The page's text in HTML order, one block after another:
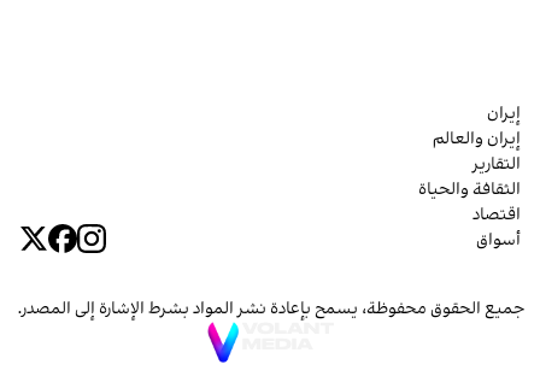
إيران
إيران والعالم
التقارير
الثقافة والحياة
اقتصاد
أسواق
جميع الحقوق محفوظة، يسمح بإعادة نشر المواد بشرط الإشارة إلى المصدر.